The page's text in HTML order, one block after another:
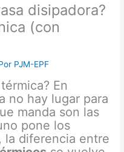
disipadora?
(con
PJM-EPF
En
no hay lugar para
manda son las
pone los
la diferencia entre